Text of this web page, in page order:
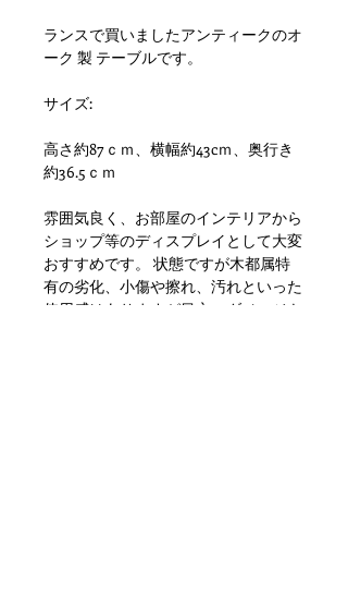
ランスで買いましたアンティークのオ
ーク 製 テーブルです。
サイズ:
高さ約87ｃｍ、横幅約43cｍ、奥行き
約36.5ｃｍ
雰囲気良く、お部屋のインテリアから
ショップ等のディスプレイとして大変
おすすめです。 状態ですが木都属特
有の劣化、小傷や擦れ、汚れといった
使用感はありますが目立つダメージも